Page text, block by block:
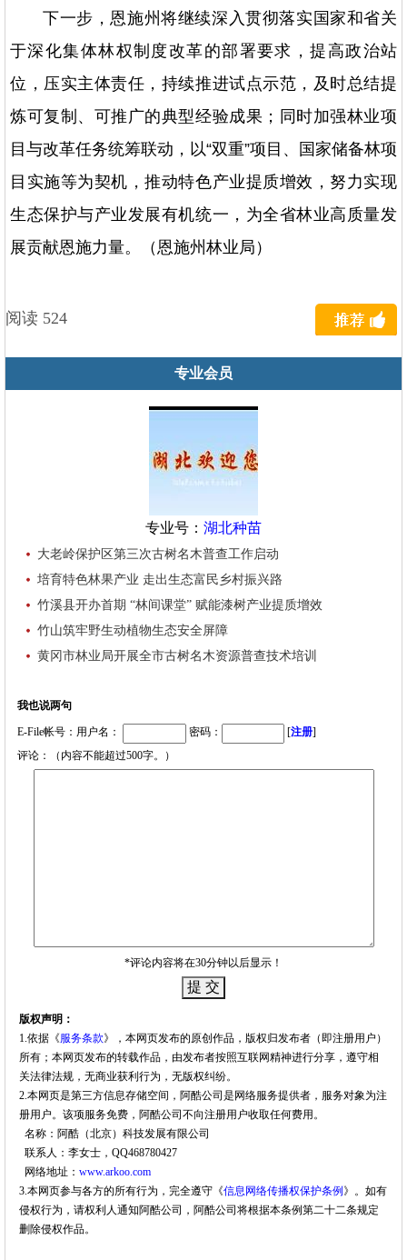
下一步，恩施州将继续深入贯彻落实国家和省关
于深化集体林权制度改革的部署要求，提高政治站
位，压实主体责任，持续推进试点示范，及时总结提
炼可复制、可推广的典型经验成果；同时加强林业项
目与改革任务统筹联动，以“双重”项目、国家储备林项
目实施等为契机，推动特色产业提质增效，努力实现
生态保护与产业发展有机统一，为全省林业高质量发
展贡献恩施力量。（恩施州林业局）
阅读 524
专业会员
专业号： 湖北种苗
大老岭保护区第三次古树名木普查工作启动
培育特色林果产业 走出生态富民乡村振兴路
竹溪县开办首期 “林间课堂” 赋能漆树产业提质增效
竹山筑牢野生动植物生态安全屏障
黄冈市林业局开展全市古树名木资源普查技术培训
我也说两句
E-File帐号：用户名： 密码： [注册]
评论：（内容不能超过500字。）
*评论内容将在30分钟以后显示！
版权声明：
1.依据《服务条款》，本网页发布的原创作品，版权归发布者（即注册用户）
所有；本网页发布的转载作品，由发布者按照互联网精神进行分享，遵守相
关法律法规，无商业获利行为，无版权纠纷。
2.本网页是第三方信息存储空间，阿酷公司是网络服务提供者，服务对象为注
册用户。该项服务免费，阿酷公司不向注册用户收取任何费用。
名称：阿酷（北京）科技发展有限公司
联系人：李女士，QQ468780427
网络地址： www.arkoo.com
3.本网页参与各方的所有行为，完全遵守《信息网络传播权保护条例 》。如有
侵权行为，请权利人通知阿酷公司，阿酷公司将根据本条例第二十二条规定
删除侵权作品。